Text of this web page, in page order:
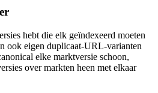
hebt die elk geïndexeerd moeten
ook eigen duplicaat-URL-varianten
elke marktversie schoon,
over markten heen met elkaar